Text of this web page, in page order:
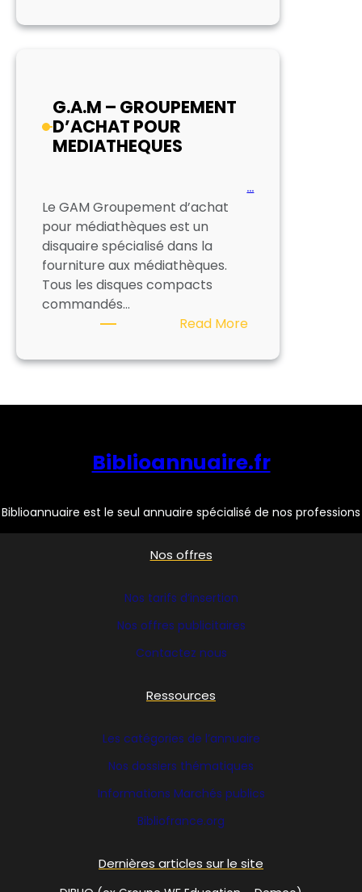
MEDIATHEQUES
G.A.M – GROUPEMENT
D’ACHAT POUR
MEDIATHEQUES
…
Le GAM Groupement d’achat
pour médiathèques est un
disquaire spécialisé dans la
fourniture aux médiathèques.
Tous les disques compacts
commandés…
Read More:
–
D’ACHAT
Biblioannuaire.fr
Biblioannuaire est le seul annuaire spécialisé de nos professions
Nos offres
Nos tarifs d’insertion
Nos offres publicitaires
Contactez nous
Ressources
Les catégories de l’annuaire
Nos dossiers thématiques
Informations Marchés publics
Bibliofrance.org
Dernières articles sur le site